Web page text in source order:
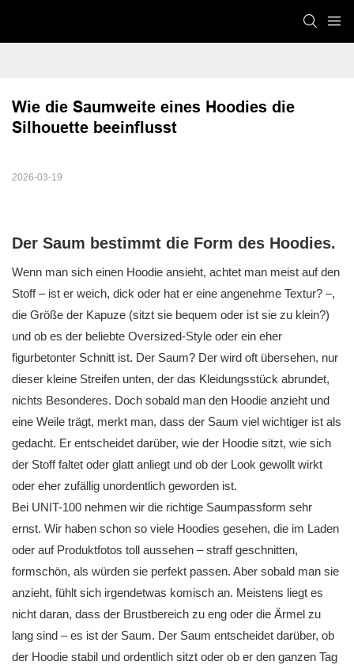
Wie die Saumweite eines Hoodies die
Silhouette beeinflusst
2026-03-19
Der Saum bestimmt die Form des Hoodies.
Wenn man sich einen Hoodie ansieht, achtet man meist auf den
Stoff – ist er weich, dick oder hat er eine angenehme Textur? –,
die Größe der Kapuze (sitzt sie bequem oder ist sie zu klein?)
und ob es der beliebte Oversized-Style oder ein eher
figurbetonter Schnitt ist. Der Saum? Der wird oft übersehen, nur
dieser kleine Streifen unten, der das Kleidungsstück abrundet,
nichts Besonderes. Doch sobald man den Hoodie anzieht und
eine Weile trägt, merkt man, dass der Saum viel wichtiger ist als
gedacht. Er entscheidet darüber, wie der Hoodie sitzt, wie sich
der Stoff faltet oder glatt anliegt und ob der Look gewollt wirkt
oder eher zufällig unordentlich geworden ist.
Bei UNIT-100 nehmen wir die richtige Saumpassform sehr
ernst. Wir haben schon so viele Hoodies gesehen, die im Laden
oder auf Produktfotos toll aussehen – straff geschnitten,
formschön, als würden sie perfekt passen. Aber sobald man sie
anzieht, fühlt sich irgendetwas komisch an. Meistens liegt es
nicht daran, dass der Brustbereich zu eng oder die Ärmel zu
lang sind – es ist der Saum. Der Saum entscheidet darüber, ob
der Hoodie stabil und ordentlich sitzt oder ob er den ganzen Tag